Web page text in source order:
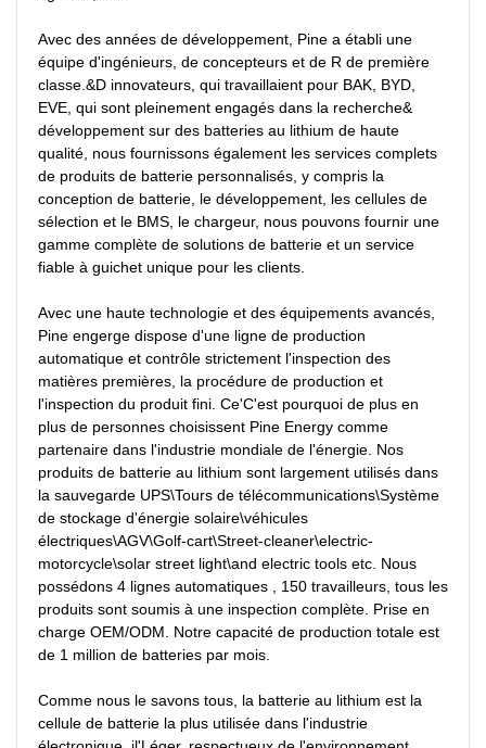
Avec des années de développement, Pine a établi une
équipe d'ingénieurs, de concepteurs et de R de première
classe.&D innovateurs, qui travaillaient pour BAK, BYD,
EVE, qui sont pleinement engagés dans la recherche&
développement sur des batteries au lithium de haute
qualité, nous fournissons également les services complets
de produits de batterie personnalisés, y compris la
conception de batterie, le développement, les cellules de
sélection et le BMS, le chargeur, nous pouvons fournir une
gamme complète de solutions de batterie et un service
fiable à guichet unique pour les clients.
Avec une haute technologie et des équipements avancés,
Pine engerge dispose d'une ligne de production
automatique et contrôle strictement l'inspection des
matières premières, la procédure de production et
l'inspection du produit fini. Ce'C'est pourquoi de plus en
plus de personnes choisissent Pine Energy comme
partenaire dans l'industrie mondiale de l'énergie. Nos
produits de batterie au lithium sont largement utilisés dans
la sauvegarde UPS\Tours de télécommunications\Système
de stockage d'énergie solaire\véhicules
électriques\AGV\Golf-cart\Street-cleaner\electric-
motorcycle\solar street light\and electric tools etc. Nous
possédons 4 lignes automatiques , 150 travailleurs, tous les
produits sont soumis à une inspection complète. Prise en
charge OEM/ODM. Notre capacité de production totale est
de 1 million de batteries par mois.
Comme nous le savons tous, la batterie au lithium est la
cellule de batterie la plus utilisée dans l'industrie